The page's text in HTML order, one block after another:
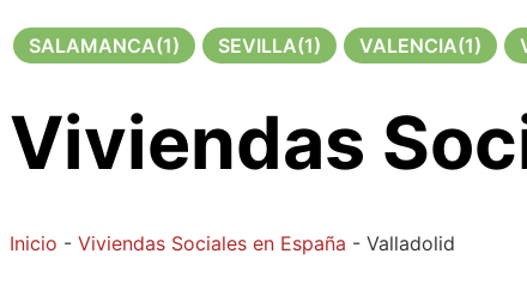
SALAMANCA(1) SEVILLA(1) VALENCIA(1)
Viviendas
Inicio - Viviendas Sociales en España - Valladolid